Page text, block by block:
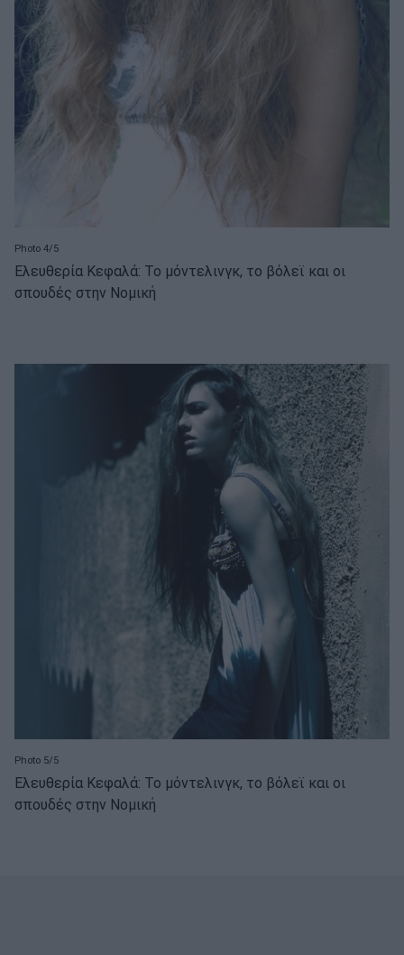
Photo 4/5
Ελευθερία Κεφαλά: Το μόντελινγκ, το βόλεϊ και οι
σπουδές στην Νομική
Photo 5/5
Ελευθερία Κεφαλά: Το μόντελινγκ, το βόλεϊ και οι
σπουδές στην Νομική